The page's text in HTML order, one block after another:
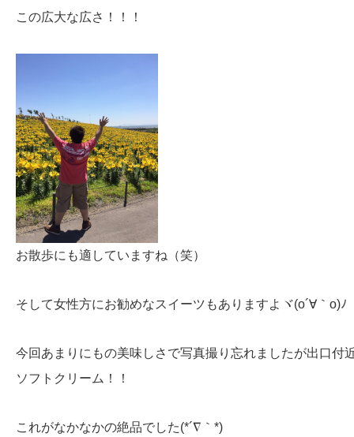
この広大な広さ！！！
お散歩にも適していますね（笑）
そして女性方にお勧めなスイーツもありますよヾ(o´∀｀o)ﾉ
今回あまりにもの美味しさで写真撮り忘れましたが出口付
ソフトクリーム！！
これがなかなかの絶品でした(*´∇｀*)